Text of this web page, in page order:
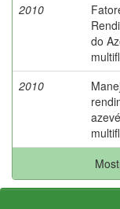
2010
do
2010